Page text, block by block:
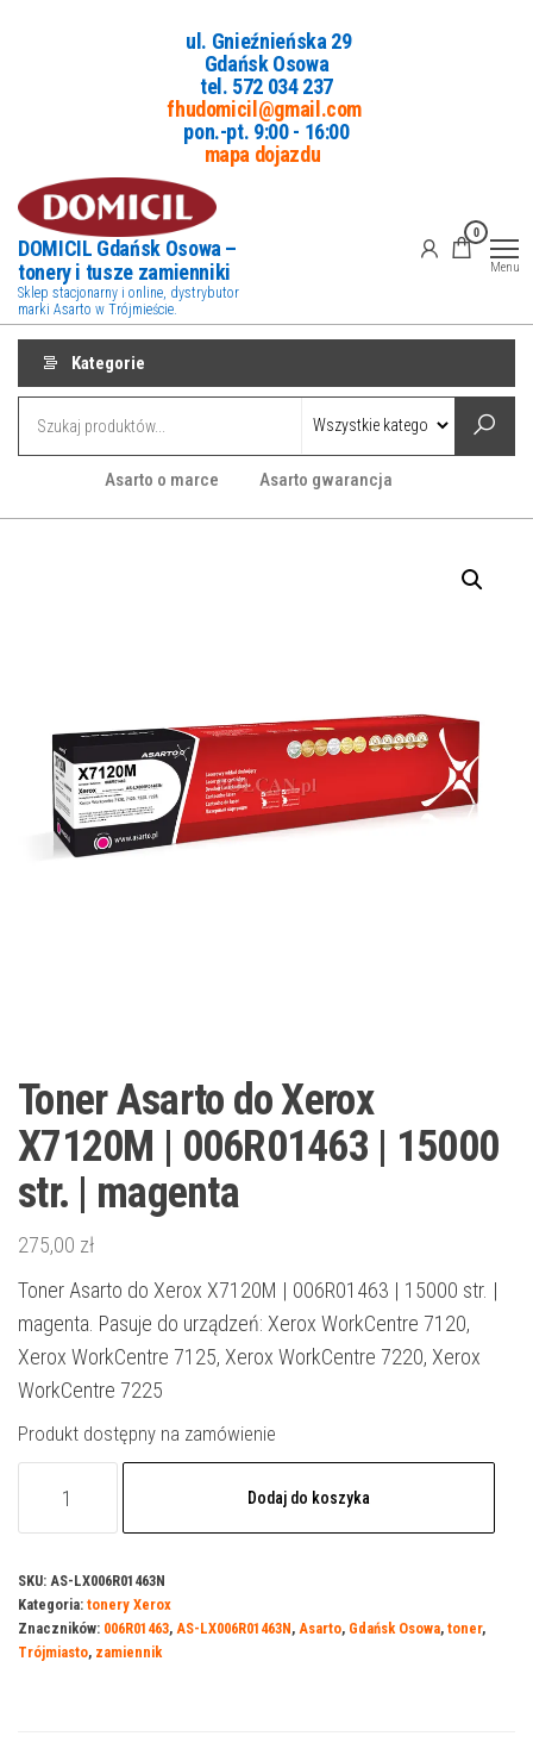
ul. Gnieźnieńska 29
Gdańsk Osowa
tel. 572 034 237
fhudomicil@gmail.com
pon.-pt. 9:00 - 16:00
mapa dojazdu
DOMICIL Gdańsk Osowa –
tonery i tusze zamienniki
Sklep stacjonarny i online, dystrybutor
marki Asarto w Trójmieście.
0
Menu
Kategorie
Asarto o marce Asarto gwarancja
Toner Asarto do Xerox
X7120M | 006R01463 | 15000
str. | magenta
275,00 zł
Toner Asarto do Xerox X7120M | 006R01463 | 15000 str. |
magenta. Pasuje do urządzeń: Xerox WorkCentre 7120,
Xerox WorkCentre 7125, Xerox WorkCentre 7220, Xerox
WorkCentre 7225
Produkt dostępny na zamówienie
do
Xerox
X7120M
Dodaj do koszyka
SKU: AS-LX006R01463N
Kategoria: tonery Xerox
Znaczników: 006R01463, AS-LX006R01463N, Asarto, Gdańsk Osowa, toner,
Trójmiasto, zamiennik